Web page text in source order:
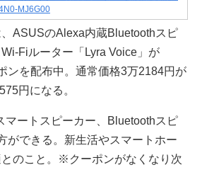
MJ6G00
ASUSのAlexa内蔵Bluetoothスピ
Fiルーター「Lyra Voice」が
ンを配布中。通常価格3万2184円が
円になる。
ートスピーカー、Bluetoothスピ
ができる。新生活やスマートホー
とのこと。※クーポンがなくなり次